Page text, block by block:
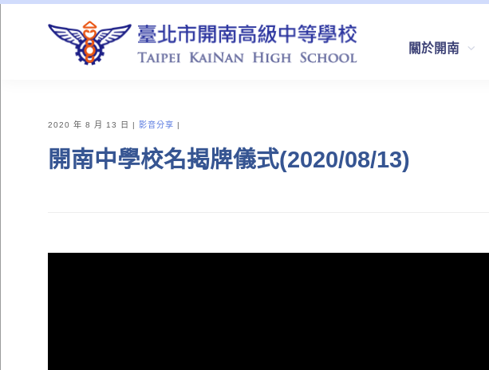
關於開南
QUICK LINKS
2020 年 8 月 13 日 影音分享
開南中學校名揭牌儀式(2020/08/13)